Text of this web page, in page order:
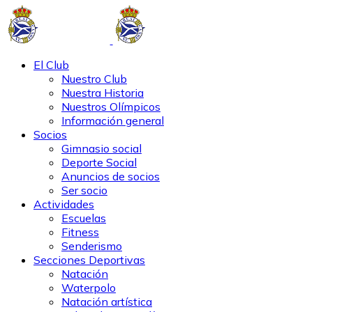
El Club
Nuestro Club
Nuestra Historia
Nuestros Olímpicos
Información general
Socios
Gimnasio social
Deporte Social
Anuncios de socios
Ser socio
Actividades
Escuelas
Fitness
Senderismo
Secciones Deportivas
Natación
Waterpolo
Natación artística